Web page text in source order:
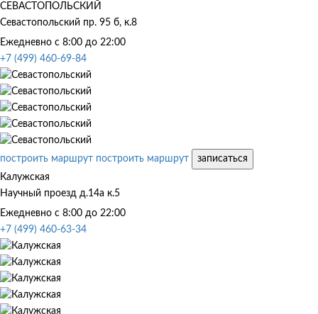
СЕВАСТОПОЛЬСКИЙ
Севастопольский пр. 95 б, к.8
Ежедневно с 8:00 до 22:00
+7 (499) 460-69-84
построить маршрут построить маршрут
записаться
Калужская
Научный проезд д.14а к.5
Ежедневно с 8:00 до 22:00
+7 (499) 460-63-34